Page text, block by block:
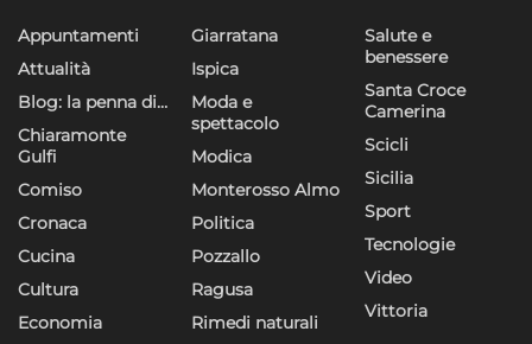
Appuntamenti
Attualità
Blog: la penna di…
Chiaramonte
Gulfi
Comiso
Cronaca
Cucina
Cultura
Economia
Giarratana
Ispica
Moda e
spettacolo
Modica
Monterosso Almo
Politica
Pozzallo
Ragusa
Rimedi naturali
Salute e
benessere
Santa Croce
Camerina
Scicli
Sicilia
Sport
Tecnologie
Video
Vittoria